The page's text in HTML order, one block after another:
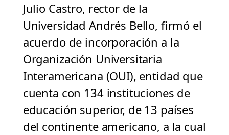
Julio Castro, rector de la
Universidad Andrés Bello, firmó el
acuerdo de incorporación a la
Organización Universitaria
Interamericana (OUI), entidad que
cuenta con 134 instituciones de
educación superior, de 13 países
del continente americano, a la cual